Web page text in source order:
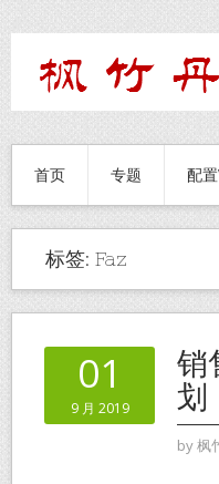
首页 专题 配
标签: Faz
01
9 月 2019
销
划
by枫